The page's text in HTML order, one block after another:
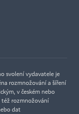
svolení vydavatele je
rozmnožování a šíření
v českém nebo
též rozmnožování
dat